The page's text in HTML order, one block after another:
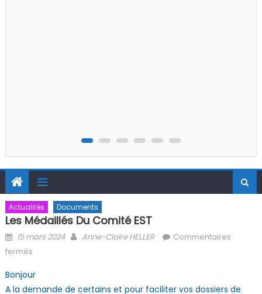
Actualités Documents
Les Médaillés Du Comité EST
Posted on
15 mars 2024 Author
Anne-Claire HELLER
Commentaires
fermés
Bonjour
A la demande de certains et pour faciliter vos dossiers de